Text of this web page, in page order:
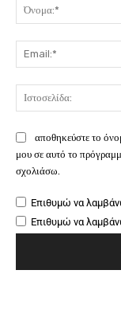
αποθηκεύστε το
μου σε αυτό το
σχολιάσω.
Επιθυμώ να
Επιθυμώ να